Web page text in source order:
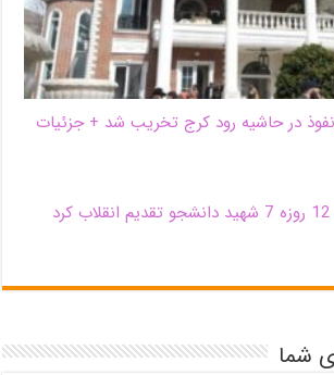
در حاشیه‌ رود کرج تخریب شد + جزئیات
شما